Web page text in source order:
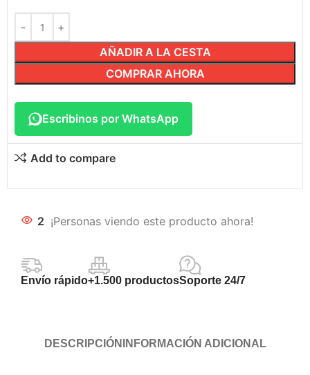
AÑADIR A LA CESTA
COMPRAR AHORA
Escribinos por WhatsApp
Add to compare
2 ¡Personas viendo este producto ahora!
Envío rápido+1.500 productosSoporte 24/7
DESCRIPCIÓN INFORMACIÓN ADICIONAL